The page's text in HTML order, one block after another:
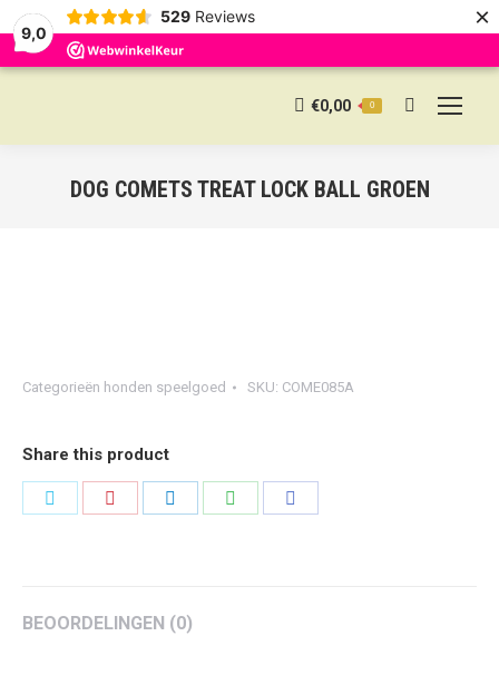
9,0
529 Reviews ×
€0,00 0 Search:
DOG COMETS TREAT LOCK BALL GROEN
Categorieën honden speelgoed SKU: COME085A
Share this product
BEOORDELINGEN (0)